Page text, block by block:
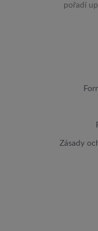
pořadí
Zásady